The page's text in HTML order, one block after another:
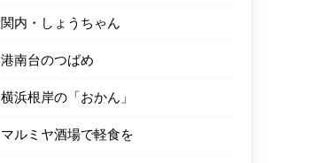
関内・しょうちゃん
港南台のつばめ
横浜根岸の「おかん」
マルミヤ酒場で軽食を